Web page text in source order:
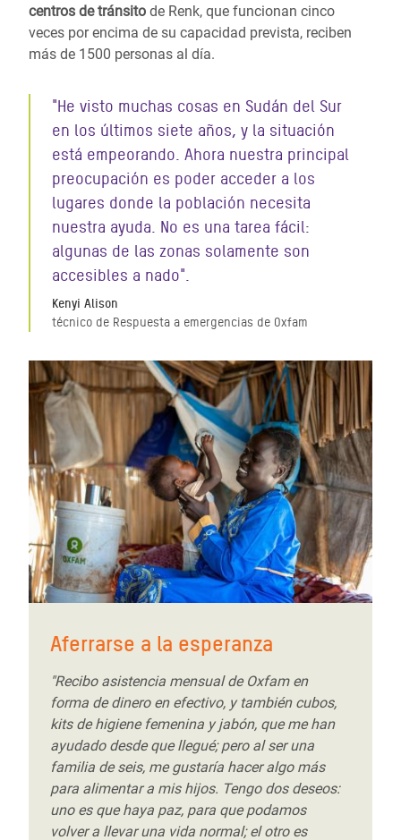
centros de tránsito de Renk, que funcionan cinco
veces por encima de su capacidad prevista, reciben
más de 1500 personas al día.
"He visto muchas cosas en Sudán del Sur
en los últimos siete años, y la situación
está empeorando. Ahora nuestra principal
preocupación es poder acceder a los
lugares donde la población necesita
nuestra ayuda. No es una tarea fácil:
algunas de las zonas solamente son
accesibles a nado".
Kenyi Alison
técnico de Respuesta a emergencias de Oxfam
Aferrarse a la esperanza
"Recibo asistencia mensual de Oxfam en
forma de dinero en efectivo, y también cubos,
kits de higiene femenina y jabón, que me han
ayudado desde que llegué; pero al ser una
familia de seis, me gustaría hacer algo más
para alimentar a mis hijos. Tengo dos deseos:
uno es que haya paz, para que podamos
volver a llevar una vida normal; el otro es